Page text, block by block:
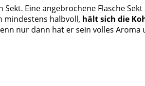
Eine angebrochene Flasche
mindestens halbvoll, hält sich die
nur dann hat er sein volles Aroma